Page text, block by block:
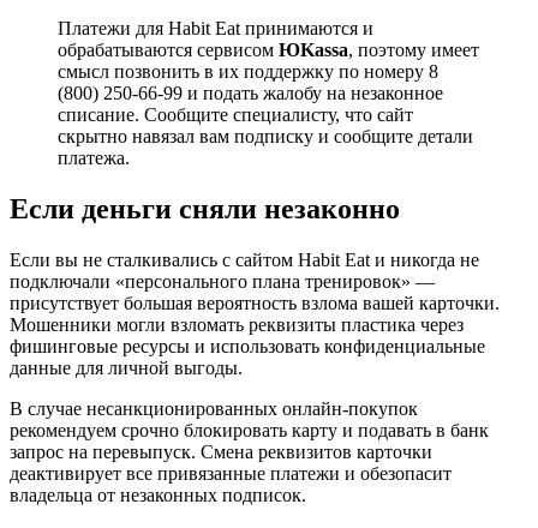
Платежи для Habit Eat принимаются и
обрабатываются сервисом ЮKassa, поэтому имеет
смысл позвонить в их поддержку по номеру 8
(800) 250-66-99 и подать жалобу на незаконное
списание. Сообщите специалисту, что сайт
скрытно навязал вам подписку и сообщите детали
платежа.
Если деньги сняли незаконно
Если вы не сталкивались с сайтом Habit Eat и никогда не
подключали «персонального плана тренировок» —
присутствует большая вероятность взлома вашей карточки.
Мошенники могли взломать реквизиты пластика через
фишинговые ресурсы и использовать конфиденциальные
данные для личной выгоды.
В случае несанкционированных онлайн-покупок
рекомендуем срочно блокировать карту и подавать в банк
запрос на перевыпуск. Смена реквизитов карточки
деактивирует все привязанные платежи и обезопасит
владельца от незаконных подписок.